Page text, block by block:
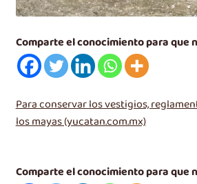
Comparte el conocimiento para que
Para conservar los vestigios,
los mayas (yucatan.com.mx)
Comparte el conocimiento para que